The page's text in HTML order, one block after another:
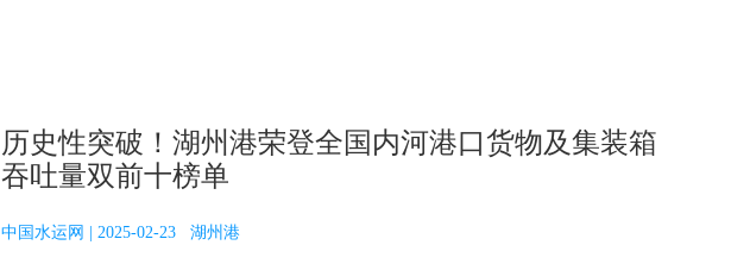
历史性突破！湖州港荣登全国内河港口货物及集装箱
吞吐量双前十榜单
中国水运网 | 2025-02-23 湖州港